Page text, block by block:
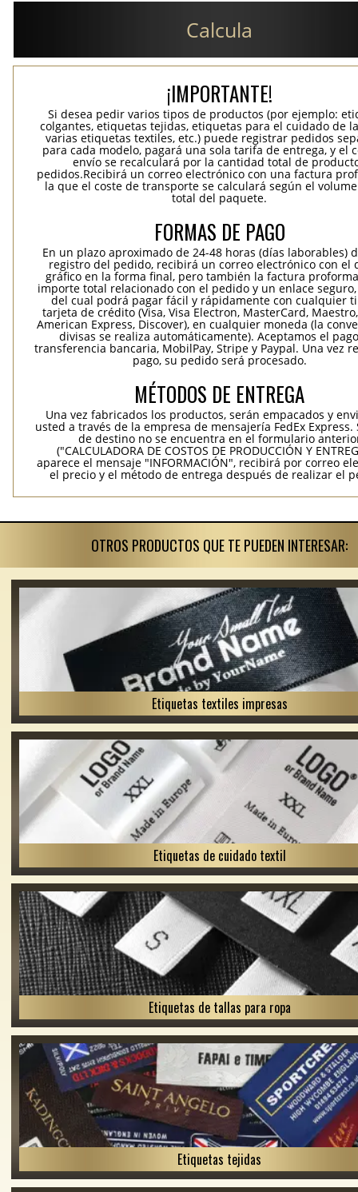
Calcula
¡IMPORTANTE!
Si desea pedir varios tipos de productos (por ejemplo:
colgantes, etiquetas tejidas, etiquetas para el cuidado de
varias etiquetas textiles, etc.) puede registrar pedidos
para cada modelo, pagará una sola tarifa de entrega, y el
envío se recalculará por la cantidad total de
pedidos.Recibirá un correo electrónico con una factura
la que el coste de transporte se calculará según el
total del paquete.
FORMAS DE PAGO
En un plazo aproximado de 24-48 horas (días laborables)
registro del pedido, recibirá un correo electrónico con el
gráfico en la forma final, pero también la factura
importe total relacionado con el pedido y un enlace
del cual podrá pagar fácil y rápidamente con cualquier
tarjeta de crédito (Visa, Visa Electron, MasterCard,
American Express, Discover), en cualquier moneda (la
divisas se realiza automáticamente). Aceptamos el
transferencia bancaria, MobilPay, Stripe y Paypal. Una vez
pago, su pedido será procesado.
MÉTODOS DE ENTREGA
Una vez fabricados los productos, serán empacados y
usted a través de la empresa de mensajería FedEx Express.
de destino no se encuentra en el formulario
("CALCULADORA DE COSTOS DE PRODUCCIÓN Y
aparece el mensaje "INFORMACIÓN", recibirá por correo
el precio y el método de entrega después de realizar el
OTROS PRODUCTOS QUE TE PUEDEN INTERESAR:
Etiquetas textiles impresas
Etiquetas de cuidado textil
Etiquetas de tallas para ropa
Etiquetas tejidas